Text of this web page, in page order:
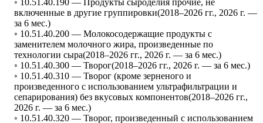
◦ 10.51.40.190 — Продукты сыроделия прочие, не
включенные в другие группировки(2018–2026 гг., 2026 г. —
за 6 мес.)
◦ 10.51.40.200 — Молокосодержащие продукты с
заменителем молочного жира, произведенные по
технологии сыра(2018–2026 гг., 2026 г. — за 6 мес.)
◦ 10.51.40.300 — Творог(2018–2026 гг., 2026 г. — за 6 мес.)
◦ 10.51.40.310 — Творог (кроме зерненого и
произведенного с использованием ультрафильтрации и
сепарирования) без вкусовых компонентов(2018–2026 гг.,
2026 г. — за 6 мес.)
◦ 10.51.40.320 — Творог, произведенный с использованием